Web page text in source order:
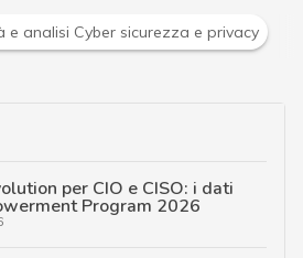
Malware: le ultime news in tempo
per CIO e CISO: i dati
Program 2026